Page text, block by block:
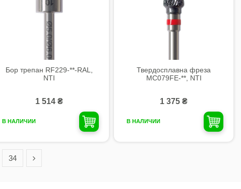
Бор трепан RF229-**-RAL,
NTI
1 514 ₴
В НАЛИЧИИ
Твердосплавна фреза
MC079FE-**, NTI
1 375 ₴
В НАЛИЧИИ
34